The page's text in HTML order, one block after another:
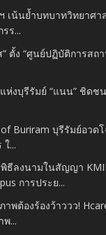
เน้นย้ำบทบาทวิทยาศา
ร...
” ตั้ง “ศูนย์ปฏิบัติการส
แห่งบุรีรัมย์ “แนน” ชิด
Buriram บุรีรัมย์อวด
ใ...
ธีลงนามในสัญญา
การประย...
าพต้องร้องว้าววว!
...